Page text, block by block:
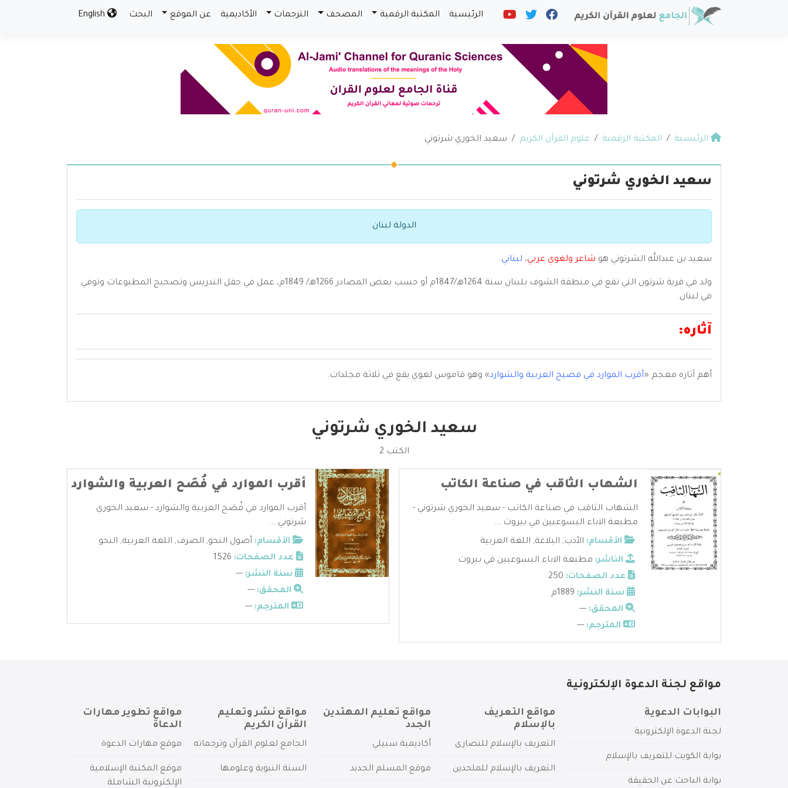
الرئيسية المكتبة الرقمية المصحف الترجمات الأكاديمية عن الموقع البحث
الرئيسية المكتبة الرقمية علوم القرآن الكريم سعيد الخوري شرتوني
سعيد الخوري شرتوني
الدولة لبنان
سعيد بن عبدالله الشرتوني هو شاعر ولغوي عربي، لبناني.
ولد في قرية شرتون التي تقع في منطقة الشوف بلبنان سنة 1264هـ/1847م أو حسب بعض المصادر 1266هـ/ 1849م، عمل في حقل التدريس وتصحيح المطبوعات وتوفي
في لبنان.
آثاره:
أهم آثاره معجم «أقرب الموارد في فصيح العربية والشوارد» وهو قاموس لغوي يقع في ثلاثة مجلدات.
سعيد الخوري شرتوني
الكتب 2
الشهاب الثاقب في صناعة الكاتب
الشهاب الثاقب في صناعة الكاتب - سعيد الخوري شرتوني -
مطبعة الاباء اليسوعيين في بيروت ...
الأقسام: الأدب, البلاغة, اللغة العربية
الناشر: مطبعة الاباء اليسوعيين في بيروت
عدد الصفحات:
سنة النشر:
المحقق: ---
المترجم: ---
أقرب الموارد في فُصَح العربية والشوارد
أقرب الموارد في فُصَح العربية والشوارد - سعيد الخوري
شرتوني ...
الأقسام: أصول النحو, الصرف, اللغة العربية, النحو
عدد الصفحات:
سنة النشر: ---
المحقق: ---
المترجم: ---
مواقع لجنة الدعوة الإلكترونية
البوابات الدعوية
لجنة الدعوة الإلكترونية
بوابة الكويت للتعريف بالإسلام
بوابة الباحث عن الحقيقة
مواقع التعريف
بالإسلام
التعريف بالإسلام للنصارى
التعريف بالإسلام للملحدين
مواقع تعليم المهتدين
الجدد
أكاديمية سبيلي
موقع المسلم الجديد
مواقع نشر وتعليم
القرآن الكريم
الجامع لعلوم القرآن وترجماته
السنة النبوية وعلومها
مواقع تطوير مهارات
الدعاة
موقع مهارات الدعوة
موقع المكتبة الإسلامية
الإلكترونية الشاملة